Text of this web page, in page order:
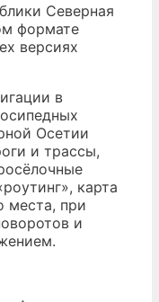
Северная
формате
версиях
в
Осетии
и трассы,
карта
места, при
и